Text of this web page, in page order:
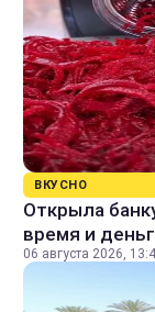
ВКУСНО
Открыла
время и
06 августа 2026,